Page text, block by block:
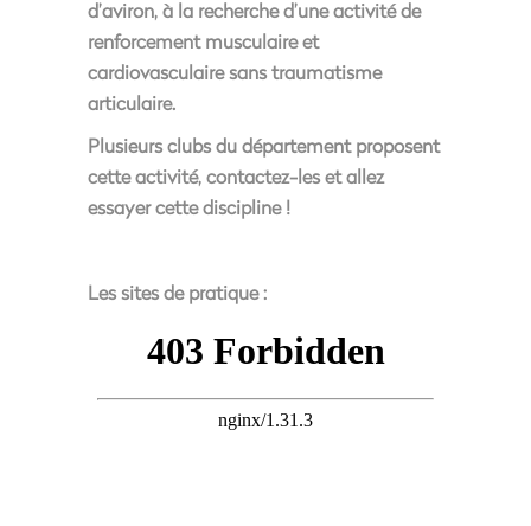
d’aviron, à la recherche d’une activité de
renforcement musculaire et
cardiovasculaire sans traumatisme
articulaire.
Plusieurs clubs du département proposent
cette activité, contactez-les et allez
essayer cette discipline !
Les sites de pratique :